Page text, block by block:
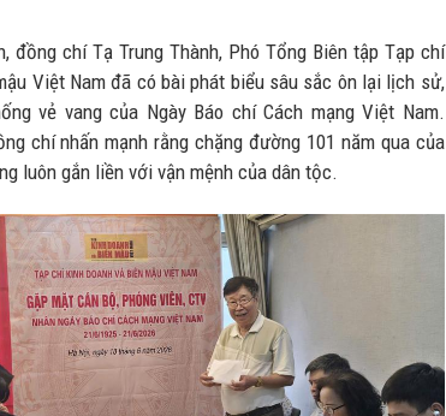
đồng chí Tạ Trung Thành, Phó Tổng Biên tập Tạp chí
Việt Nam đã có bài phát biểu sâu sắc ôn lại lịch sử,
vẻ vang của Ngày Báo chí Cách mạng Việt Nam.
chí nhấn mạnh rằng chặng đường 101 năm qua của
luôn gắn liền với vận mệnh của dân tộc.